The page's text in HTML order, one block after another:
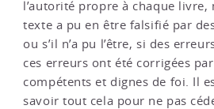
l’autorité propre à chaque livre,
texte a pu en être falsifié par
ou s’il n’a pu l’être, si des
ces erreurs ont été corrigées
compétents et dignes de foi. Il
savoir tout cela pour ne pas